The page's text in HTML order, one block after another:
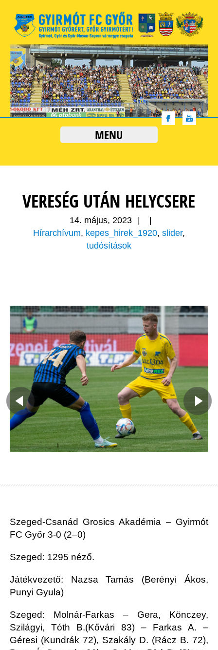
MENU
VERESÉG UTÁN HELYCSERE
14. május, 2023
Hírarchívum, kepes_hirek_1920, slider,
tudósítások
Szeged-Csanád Grosics Akadémia – Gyirmót
FC Győr 3-0 (2–0)
Szeged: 1295 néző.
Játékvezető: Nazsa Tamás (Berényi Ákos,
Punyi Gyula)
Szeged: Molnár-Farkas – Gera, Könczey,
Szilágyi, Tóth B.(Kővári 83) – Farkas A. –
Géresi (Kundrák 72), Szakály D. (Rácz B. 72),